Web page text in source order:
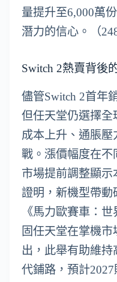
量提升至6,000萬
潛力的信心。（
Switch 2熱賣背後
儘管Switch 2首年
但任天堂仍選擇全
成本上升、通脹
戰。漲價幅度在不
市場提前調整顯
證明，新機型帶動
《馬力歐賽車：
固任天堂在掌機
出，此舉有助維
代鋪路，預計